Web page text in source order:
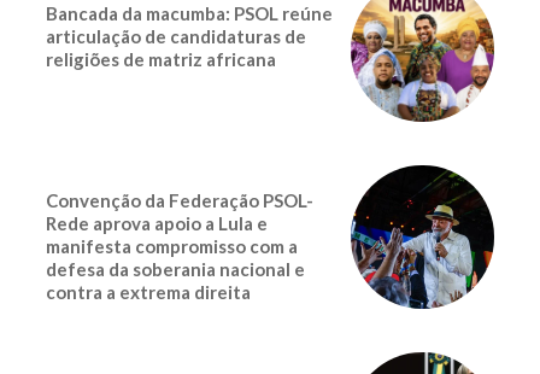
Bancada da macumba: PSOL reúne
articulação de candidaturas de
religiões de matriz africana
Convenção da Federação PSOL-
Rede aprova apoio a Lula e
manifesta compromisso com a
defesa da soberania nacional e
contra a extrema direita